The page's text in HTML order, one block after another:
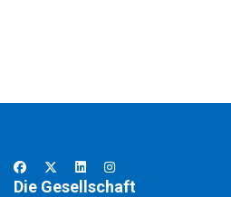
Die Gesellschaft